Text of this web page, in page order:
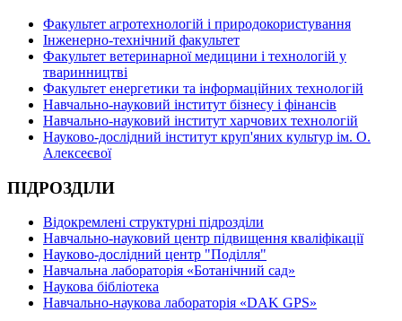
Факультет агротехнологій і природокористування
Інженерно-технічний факультет
Факультет ветеринарної медицини і технологій у
тваринництві
Факультет енергетики та інформаційних технологій
Навчально-науковий інститут бізнесу і фінансів
Навчально-науковий інститут харчових технологій
Науково-дослідний інститут круп'яних культур ім. О.
Алексеєвої
ПІДРОЗДІЛИ
Відокремлені структурні підрозділи
Навчально-науковий центр підвищення кваліфікації
Науково-дослідний центр "Поділля"
Навчальна лабораторія «Ботанічний сад»
Наукова бібліотека
Навчально-наукова лабораторія «DAK GPS»